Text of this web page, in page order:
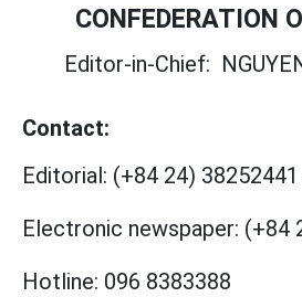
CONFEDERATION
Editor-in-Chief:
Contact:
Editorial: (+84 24) 38252441
Electronic newspaper: (+84
Hotline: 096 8383388